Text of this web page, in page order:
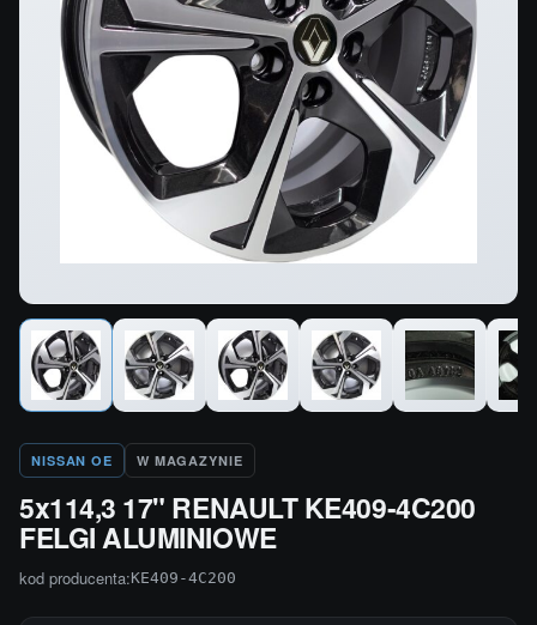
NISSAN OE W MAGAZYNIE
5x114,3 17" RENAULT KE409-4C200
FELGI ALUMINIOWE
kod producenta:KE409-4C200